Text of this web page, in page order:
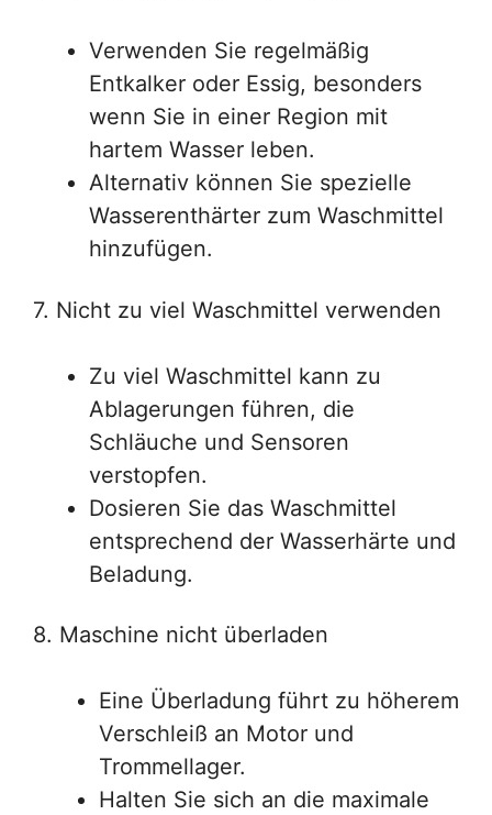
Verwenden Sie regelmäßig
Entkalker oder Essig, besonders
wenn Sie in einer Region mit
hartem Wasser leben.
Alternativ können Sie spezielle
Wasserenthärter zum Waschmittel
hinzufügen.
7. Nicht zu viel Waschmittel verwenden
Zu viel Waschmittel kann zu
Ablagerungen führen, die
Schläuche und Sensoren
verstopfen.
Dosieren Sie das Waschmittel
entsprechend der Wasserhärte und
Beladung.
8. Maschine nicht überladen
Eine Überladung führt zu höherem
Verschleiß an Motor und
Trommellager.
Halten Sie sich an die maximale